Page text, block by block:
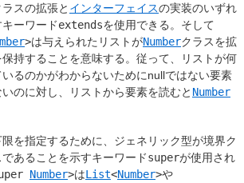
スの拡張と インターフェイスの実装のいずれ
ーワードextendsを使用できる。そして
>は与えられたリストがNumberクラスを拡
持することを意味する。従って、リストが何
るのかがわからないためにnullではない要素
のに対し、リストから要素を読むと Number
を指定するために、ジェネリック型が境界ク
あることを示すキーワードsuperが使用され
Number>はList<Number>や